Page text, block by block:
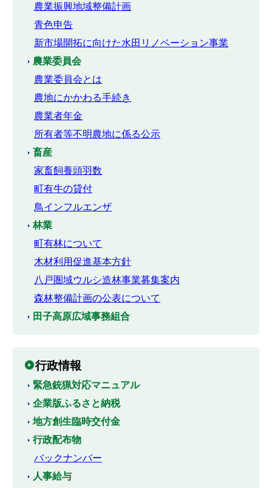
農業振興地域整備計画
青色申告
新市場開拓に向けた水田リノベーション事業
農業委員会
農業委員会とは
農地にかかわる手続き
農業者年金
所有者等不明農地に係る公示
畜産
家畜飼養頭羽数
町有牛の貸付
鳥インフルエンザ
林業
町有林について
木材利用促進基本方針
八戸圏域ウルシ造林事業募集案内
森林整備計画の公表について
田子高原広域事務組合
行政情報
緊急銃猟対応マニュアル
企業版ふるさと納税
地方創生臨時交付金
行政配布物
バックナンバー
人事給与